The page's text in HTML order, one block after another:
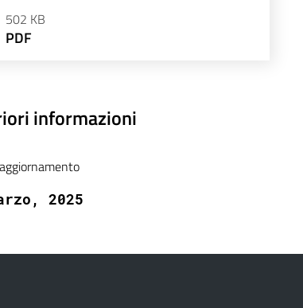
502 KB
PDF
informazioni
2025